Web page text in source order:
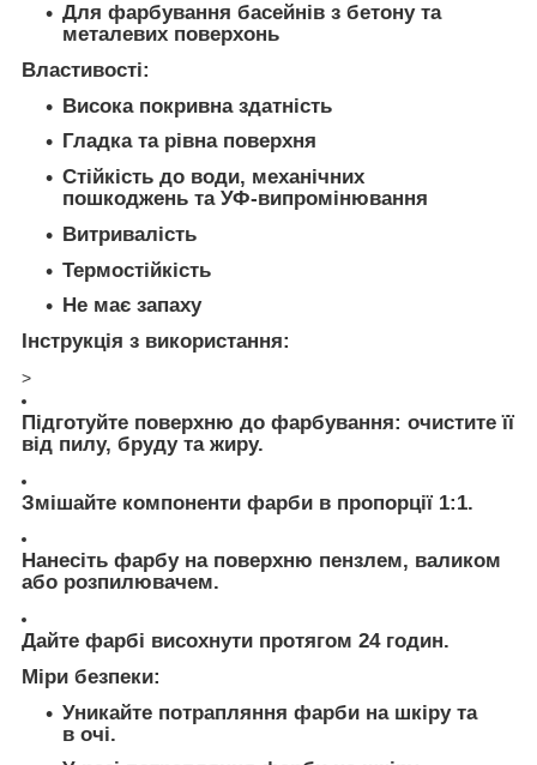
Для фарбування басейнів з бетону та
металевих поверхонь
Властивості:
Висока покривна здатність
Гладка та рівна поверхня
Стійкість до води, механічних
пошкоджень та УФ-випромінювання
Витривалість
Термостійкість
Не має запаху
Інструкція з використання:
>
Підготуйте поверхню до фарбування: очистите її
від пилу, бруду та жиру.
Змішайте компоненти фарби в пропорції 1:1.
Нанесіть фарбу на поверхню пензлем, валиком
або розпилювачем.
Дайте фарбі висохнути протягом 24 годин.
Міри безпеки:
Уникайте потрапляння фарби на шкіру та
в очі.